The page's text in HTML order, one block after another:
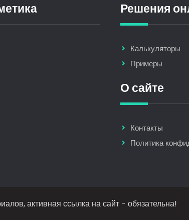
Решения
Калькуляторы
Примеры
О сайте
Контакты
Политика
активная ссылка на сайт - обязательна!